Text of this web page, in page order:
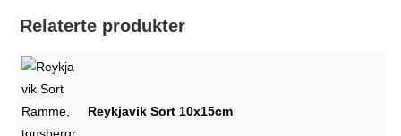
Relaterte produkter
Reykjavik Sort 10x15cm